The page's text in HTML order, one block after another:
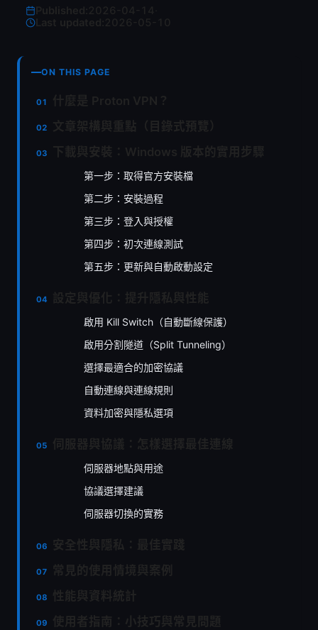
Last updated:
ON THIS PAGE
第一步：取得官方安裝檔
第二步：安裝過程
第三步：登入與授權
第四步：初次連線測試
第五步：更新與自動啟動設定
啟用 Kill Switch（自動斷線保護）
啟用分割隧道（Split Tunneling）
選擇最適合的加密協議
自動連線與連線規則
資料加密與隱私選項
伺服器地點與用途
協議選擇建議
伺服器切換的實務